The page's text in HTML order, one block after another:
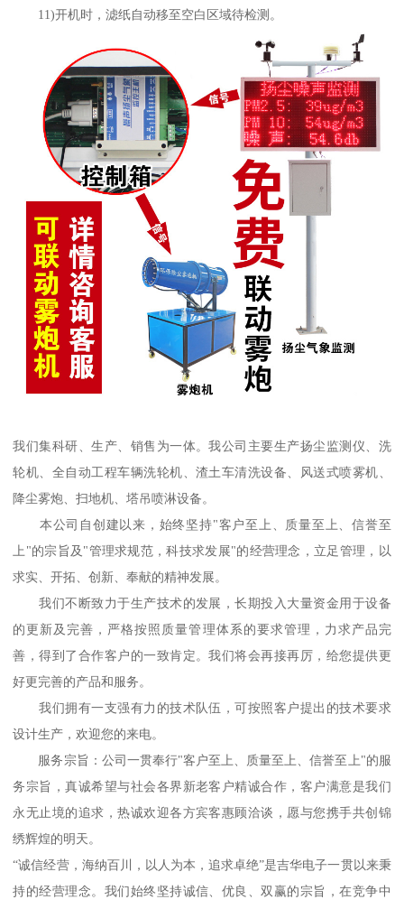
11)开机时，滤纸自动移至空白区域待检测。
我们集科研、生产、销售为一体。我公司主要生产扬尘监测仪、洗
轮机、全自动工程车辆洗轮机、渣土车清洗设备、风送式喷雾机、
降尘雾炮、扫地机、塔吊喷淋设备。
本公司自创建以来，始终坚持"客户至上、质量至上、信誉至
上"的宗旨及"管理求规范，科技求发展"的经营理念，立足管理，以
求实、开拓、创新、奉献的精神发展。
我们不断致力于生产技术的发展，长期投入大量资金用于设备
的更新及完善，严格按照质量管理体系的要求管理，力求产品完
善，得到了合作客户的一致肯定。我们将会再接再厉，给您提供更
好更完善的产品和服务。
我们拥有一支强有力的技术队伍，可按照客户提出的技术要求
设计生产，欢迎您的来电。
服务宗旨：公司一贯奉行"客户至上、质量至上、信誉至上"的服
务宗旨，真诚希望与社会各界新老客户精诚合作，客户满意是我们
永无止境的追求，热诚欢迎各方宾客惠顾洽谈，愿与您携手共创锦
绣辉煌的明天。
“诚信经营，海纳百川，以人为本，追求卓绝”是吉华电子一贯以来秉
持的经营理念。我们始终坚持诚信、优良、双赢的宗旨，在竞争中